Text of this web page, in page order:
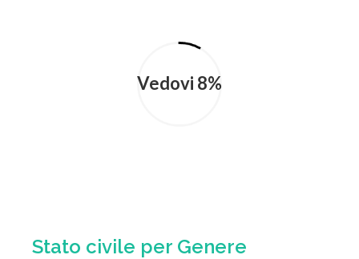
Vedovi 8%
Stato civile per Genere